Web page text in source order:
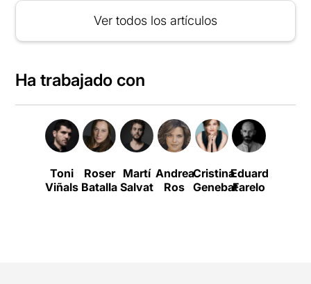
Ver todos los artículos
Ha trabajado con
Toni
Viñals
Roser
Batalla
Martí
Salvat
Andrea
Ros
Cristina
Genebat
Eduard
Farelo